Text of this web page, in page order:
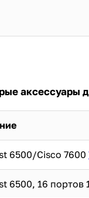
аксессуары
6500/Cisco 7600
6500, 16 портов